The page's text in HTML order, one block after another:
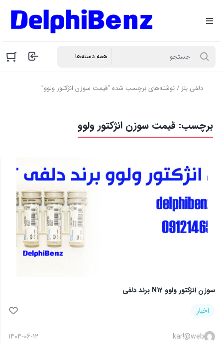
دلفی بنز / نوشته‌های برچسب شده “قیمت سوزن انژکتور ولوو”
برچسب: قیمت سوزن انژکتور ولوو
سوزن انژکتور ولوو N12 برند دلفی
اخبار
kar!@web
1404-06-12